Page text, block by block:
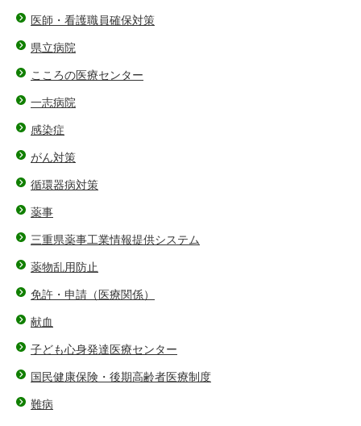
医師・看護職員確保対策
県立病院
こころの医療センター
一志病院
感染症
がん対策
循環器病対策
薬事
三重県薬事工業情報提供システム
薬物乱用防止
免許・申請（医療関係）
献血
子ども心身発達医療センター
国民健康保険・後期高齢者医療制度
難病